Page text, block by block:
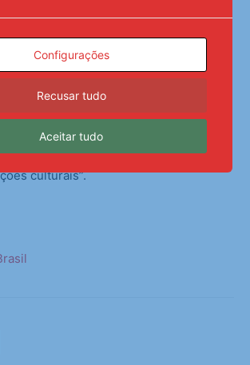
aulas serão ministradas em português
ementa, “os diplomados estarão
sistemas e modelos
públicos, assessorar processos de
avaliar mídias públicas e realizar
em mídias de massa,
culturais”.
Configurações
Recusar tudo
Aceitar tudo